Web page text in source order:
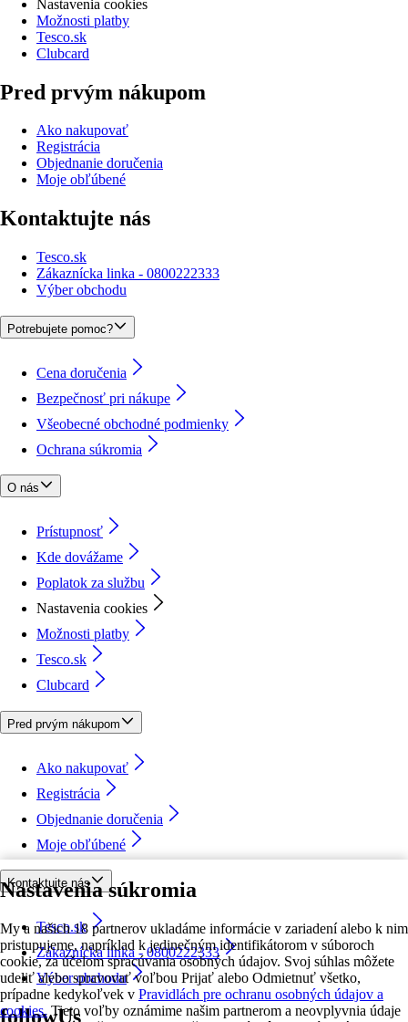
Nastavenia súkromia
My a našich 18 partnerov ukladáme informácie v zariadení alebo k nim
pristupujeme, napríklad k jedinečným identifikátorom v súboroch
cookie, za účelom spracúvania osobných údajov. Svoj súhlas môžete
udeliť alebo spravovať voľbou Prijať alebo Odmietnuť všetko,
prípadne kedykoľvek v Pravidlách pre ochranu osobných údajov a
cookies. Tieto voľby oznámime našim partnerom a neovplyvnia údaje
Nastavenia cookies
Možnosti platby
Tesco.sk
Clubcard
Pred prvým nákupom
Ako nakupovať
Registrácia
Objednanie doručenia
Moje obľúbené
Kontaktujte nás
Tesco.sk
Zákaznícka linka - 0800222333
Výber obchodu
Potrebujete pomoc?
Cena doručenia
Bezpečnosť pri nákupe
Všeobecné obchodné podmienky
Ochrana súkromia
O nás
Prístupnosť
Kde dovážame
Poplatok za službu
Nastavenia cookies
Možnosti platby
Tesco.sk
Clubcard
Pred prvým nákupom
Ako nakupovať
Registrácia
Objednanie doručenia
Moje obľúbené
Kontaktujte nás
Tesco.sk
Zákaznícka linka - 0800222333
Výber obchodu
followUs